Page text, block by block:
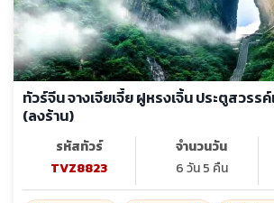
ทัวร์จีน จางเจียเจี้ย ฝูหรงเจิ้น ประตูสวรร
(ลงร้าน)
รหัสทัวร์
TVZ8823
จำนวนวัน
6 วัน 5 คืน